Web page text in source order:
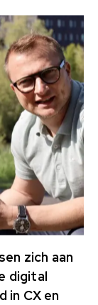
zich aan
digital
in CX en